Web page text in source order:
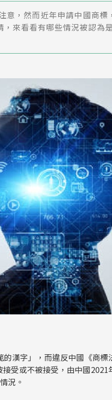
意，然而近年申請中國商標
來看看有哪些情況被認為
漢字」，而違反中國《商標
受或不被接受，由中國2021
況。